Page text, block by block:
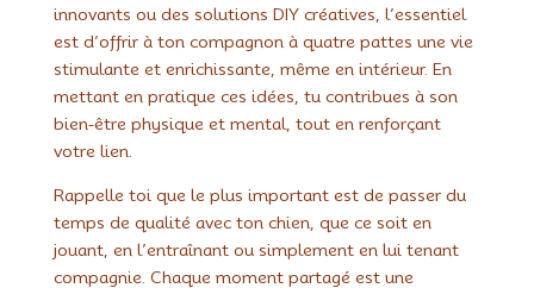
innovants ou des solutions DIY créatives, l’essentiel
est d’offrir à ton compagnon à quatre pattes une vie
stimulante et enrichissante, même en intérieur. En
mettant en pratique ces idées, tu contribues à son
bien-être physique et mental, tout en renforçant
votre lien.
Rappelle toi que le plus important est de passer du
temps de qualité avec ton chien, que ce soit en
jouant, en l’entraînant ou simplement en lui tenant
compagnie. Chaque moment partagé est une